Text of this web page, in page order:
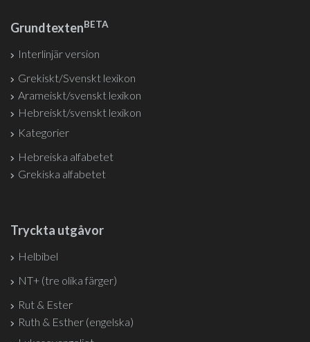
GrundtextenBETA
Interlinjär version
Grekiskt/Svenskt lexikon
Arameiskt/svenskt lexikon
Hebreiskt/svenskt lexikon
Kategorier
Hebreiska alfabetet
Grekiska alfabetet
Tryckta utgåvor
Helbibel
NT+ (tre olika färger)
Rut & Ester
Ruth & Esther (engelska)